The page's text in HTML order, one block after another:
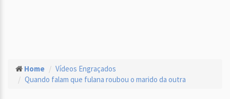
Home
Vídeos Engraçados
Quando falam que fulana roubou o marido da outra